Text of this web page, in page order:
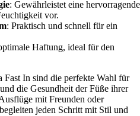
: Gewährleistet eine hervorragende
vor.
: Praktisch und schnell für ein
Haftung, ideal für den
Fast In sind die perfekte Wahl für
die Gesundheit der Füße ihrer
mit Freunden oder
jeden Schritt mit Stil und